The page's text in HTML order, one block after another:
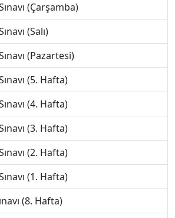
(Çarşamba)
(Salı)
(Pazartesi)
(5. Hafta)
(4. Hafta)
(3. Hafta)
(2. Hafta)
(1. Hafta)
(8. Hafta)